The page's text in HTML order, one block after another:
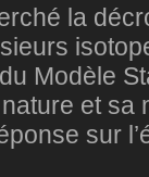
la
Modèle
et sa
sur